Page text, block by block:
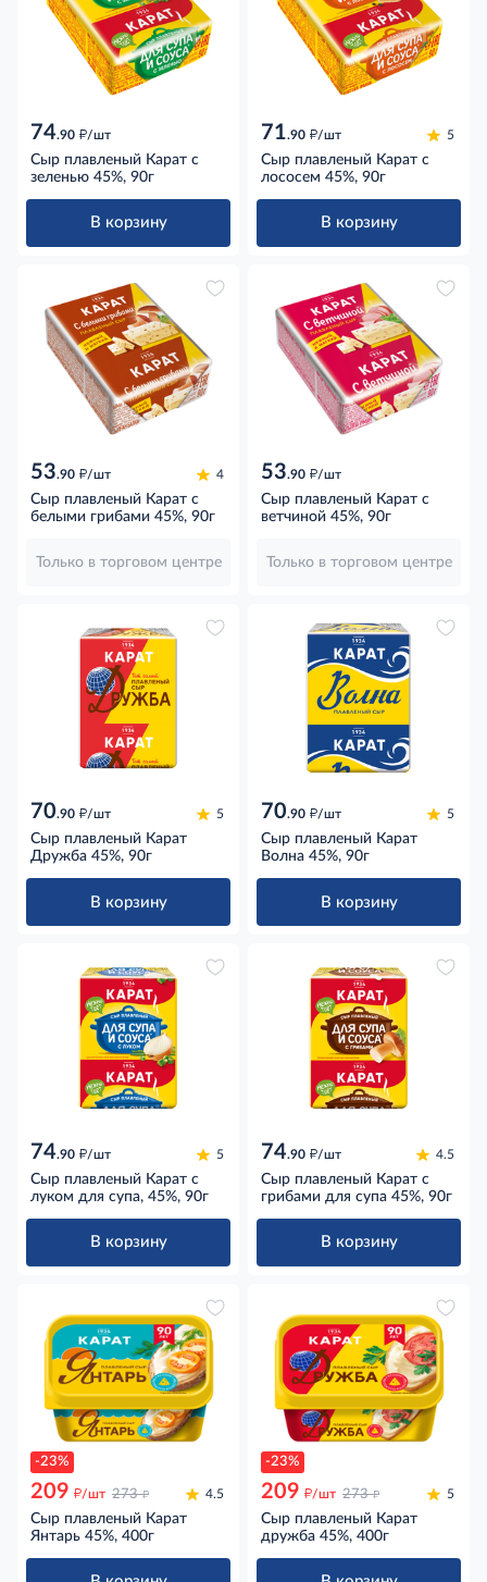
74.90 д/шт
Сыр плавленый Карат с
зеленью 45%, 90г
В корзину
71.90 д/шт 5
Сыр плавленый Карат с
лососем 45%, 90г
В корзину
53.90 д/шт 4
Сыр плавленый Карат с
белыми грибами 45%, 90г
Только в торговом центре
53.90 д/шт
Сыр плавленый Карат с
ветчиной 45%, 90г
Только в торговом центре
70.90 д/шт 5
Сыр плавленый Карат
Дружба 45%, 90г
В корзину
70.90 д/шт 5
Сыр плавленый Карат
Волна 45%, 90г
В корзину
74.90 д/шт 5
Сыр плавленый Карат с
луком для супа, 45%, 90г
В корзину
74.90 д/шт 4.5
Сыр плавленый Карат с
грибами для супа 45%, 90г
В корзину
-23%
209 д/шт 273 д 4.5
Сыр плавленый Карат
Янтарь 45%, 400г
-23%
209 д/шт 273 д 5
Сыр плавленый Карат
дружба 45%, 400г